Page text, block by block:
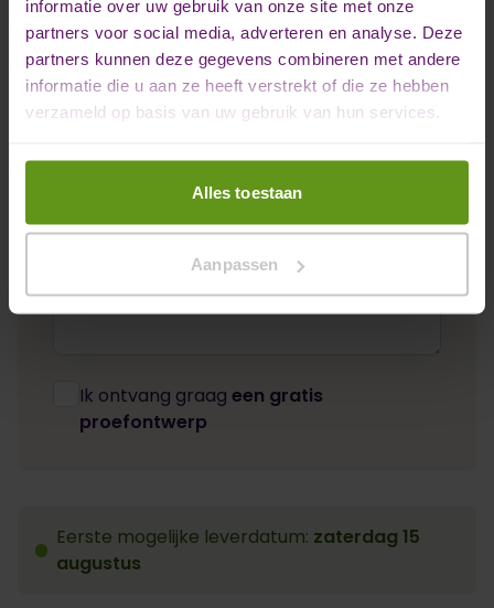
informatie over uw gebruik van onze site met onze
partners voor social media, adverteren en analyse. Deze
partners kunnen deze gegevens combineren met andere
informatie die u aan ze heeft verstrekt of die ze hebben
verzameld op basis van uw gebruik van hun services.
Alles toestaan
Aanpassen
Emailadres *
Opmerkingen
Ik ontvang graag een gratis
proefontwerp
Eerste mogelijke leverdatum: zaterdag 15
augustus